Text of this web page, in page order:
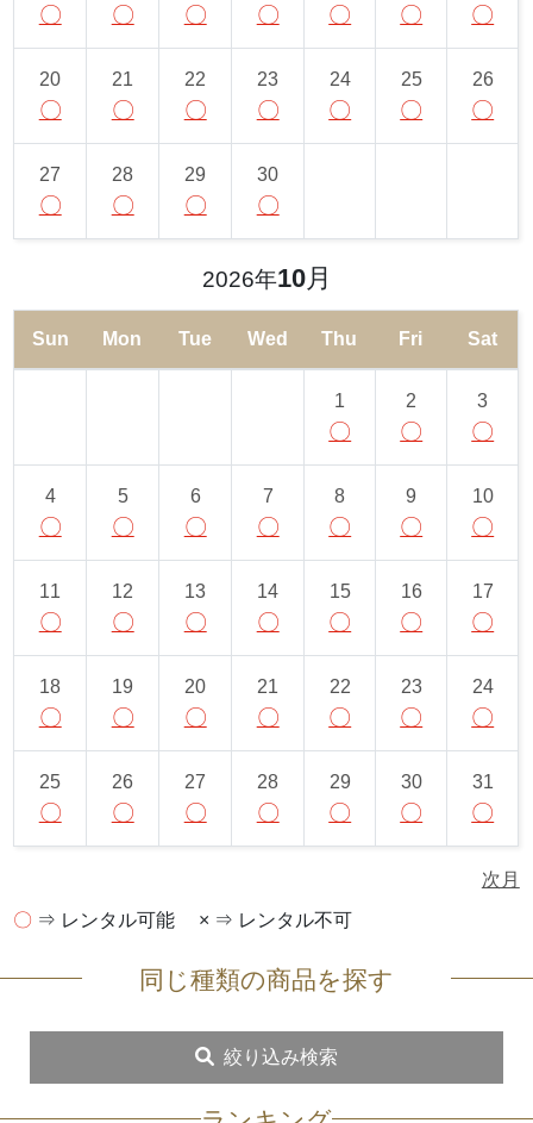
〇 〇 〇 〇 〇 〇 〇
20
〇
21
〇
22
〇
23
〇
24
〇
25
〇
26
〇
27
〇
28
〇
29
〇
30
〇
2026年10月
Sun Mon Tue Wed Thu Fri Sat
1
〇
2
〇
3
〇
4
〇
5
〇
6
〇
7
〇
8
〇
9
〇
10
〇
11
〇
12
〇
13
〇
14
〇
15
〇
16
〇
17
〇
18
〇
19
〇
20
〇
21
〇
22
〇
23
〇
24
〇
25
〇
26
〇
27
〇
28
〇
29
〇
30
〇
31
〇
次月
〇 ⇒ レンタル可能 × ⇒ レンタル不可
同じ種類の商品を探す
絞り込み検索